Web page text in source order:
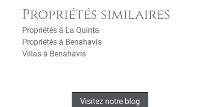
Propriétés similaires
Propriétés à La Quinta
Propriétés à Benahavis
Villas à Benahavis
Visitez notre blog